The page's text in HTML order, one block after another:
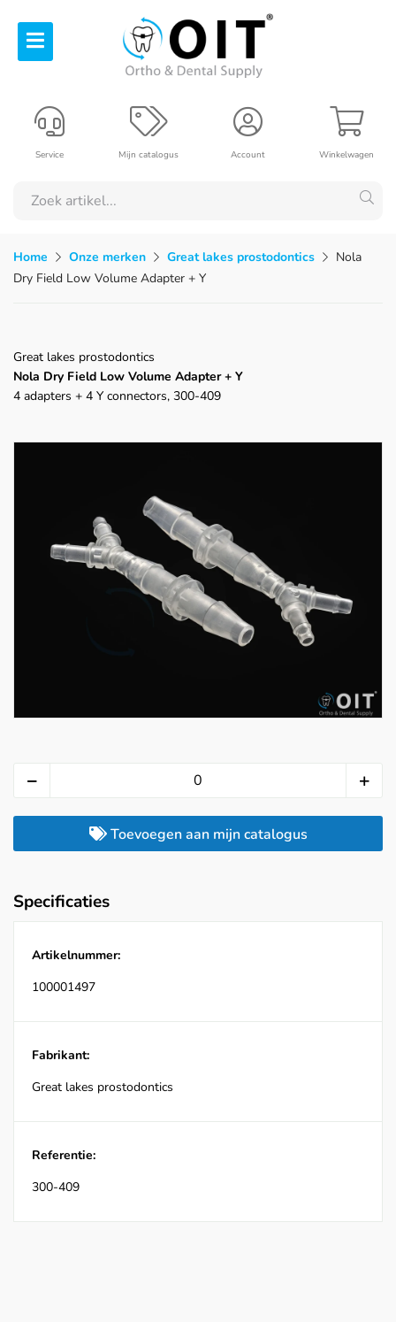
Winkelwagen
Account
Mijn catalogus
Service
Home Onze merken Great lakes prostodontics
Nola
Dry Field Low Volume Adapter + Y
Great lakes prostodontics
Nola Dry Field Low Volume Adapter + Y
4 adapters + 4 Y connectors, 300-409
Toevoegen aan mijn catalogus
Specificaties
Artikelnummer:
100001497
Fabrikant:
Great lakes prostodontics
Referentie:
300-409